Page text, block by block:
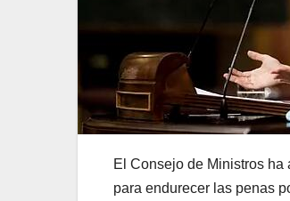
El Consejo de Ministros
para endurecer las penas